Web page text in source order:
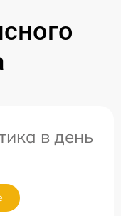
в день